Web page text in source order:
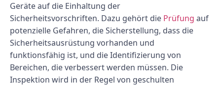
Geräte auf die Einhaltung der
Sicherheitsvorschriften. Dazu gehört die Prüfung auf
potenzielle Gefahren, die Sicherstellung, dass die
Sicherheitsausrüstung vorhanden und
funktionsfähig ist, und die Identifizierung von
Bereichen, die verbessert werden müssen. Die
Inspektion wird in der Regel von geschulten